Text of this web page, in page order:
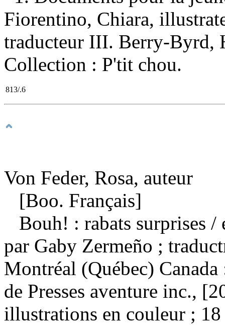
Fiorentino, Chiara,
traducteur III. Berry-
Collection : P'tit chou.
813/.6
Von Feder, Rosa, auteur
[Boo. Français]
Bouh! : rabats surprises /
par Gaby Zermeño ;
Montréal (Québec)
de Presses aventure inc.,
illustrations en couleur ;